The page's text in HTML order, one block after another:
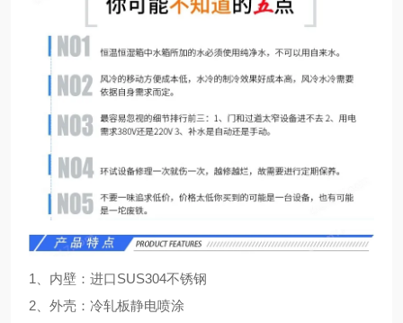
1、内壁：进口SUS304不锈钢
2、外壳：冷轧板静电喷涂